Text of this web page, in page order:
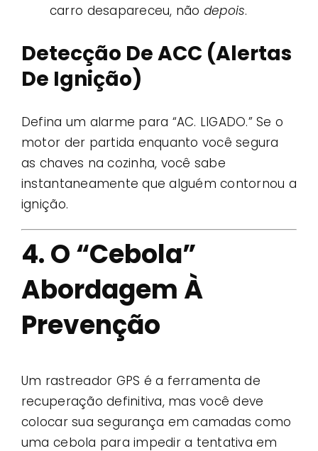
carro desapareceu, não depois.
Detecção De ACC (Alertas
De Ignição)
Defina um alarme para “AC. LIGADO.” Se o
motor der partida enquanto você segura
as chaves na cozinha, você sabe
instantaneamente que alguém contornou a
ignição.
4. O “Cebola”
Abordagem À
Prevenção
Um rastreador GPS é a ferramenta de
recuperação definitiva, mas você deve
colocar sua segurança em camadas como
uma cebola para impedir a tentativa em